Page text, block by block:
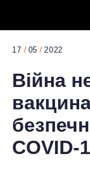
17 05 2022
Війна
COVID-